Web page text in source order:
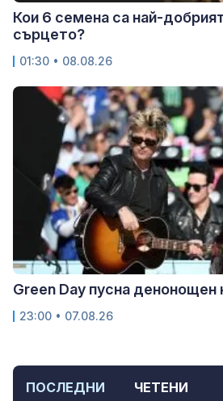
ПОСЛЕДНИ ЧЕТЕНИ
Кои 6 семена са най-
сърцето?
01:30 • 08.08.26
Green Day пусна денонощен
23:00 • 07.08.26